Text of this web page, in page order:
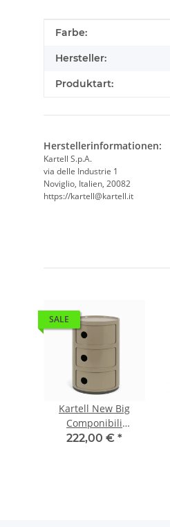
Produkteigenschaft
Wert
Farbe:
Hersteller:
Produktart:
Herstellerinformationen:
Kartell S.p.A.
via delle Industrie 1
Noviglio, Italien, 20082
https://kartell@kartell.it
SALE
Kartell New Big
Componibili
Container mit drei
222,00 € *